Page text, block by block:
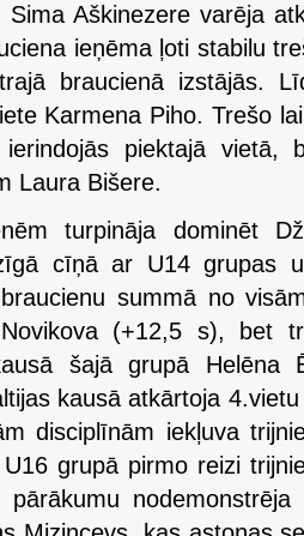
Sima Aškinezere varēja
ieņēma ļoti stabilu
braucienā izstājās.
Karmena Piho. Trešo
ierindojās piektajā vietā,
Laura Bišere.
turpināja dominēt
cīņā ar U14 grupas
summā no
(+12,5 s), bet
šajā grupā Helēna
kausā atkārtoja
disciplīnām iekļuva
grupā pirmo reizi
pārākumu